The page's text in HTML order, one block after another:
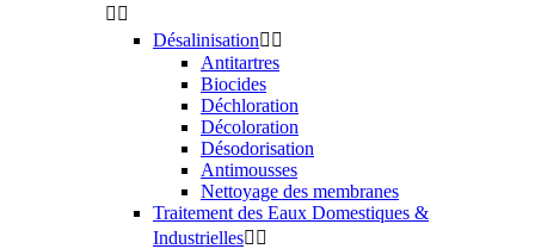
 
Désalinisation 
Antitartres
Biocides
Déchloration
Décoloration
Désodorisation
Antimousses
Nettoyage des membranes
Traitement des Eaux Domestiques &
Industrielles 